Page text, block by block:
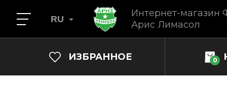
Интернет-магазин
Арис Лимасол
RU
ИЗБРАННОЕ 0